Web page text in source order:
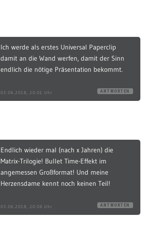
Ich werde als erstes Universal Paperclip
damit an die Wand werfen, damit der Sinn
endlich die nötige Präsentation bekommt.
03.06.2018, 20:01 Uhr ANTWORTEN
Endlich wieder mal (nach x Jahren) die
Matrix-Trilogie! Bullet Time-Effekt im
angemessen Großformat! Und meine
Herzensdame kennt noch keinen Teil!
03.06.2018, 20:06 Uhr ANTWORTEN